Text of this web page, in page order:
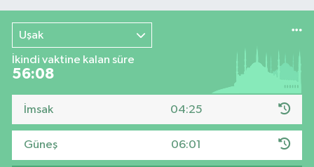
Uşak
İkindi vaktine kalan süre
56:07
İmsak 04:25
Güneş 06:01